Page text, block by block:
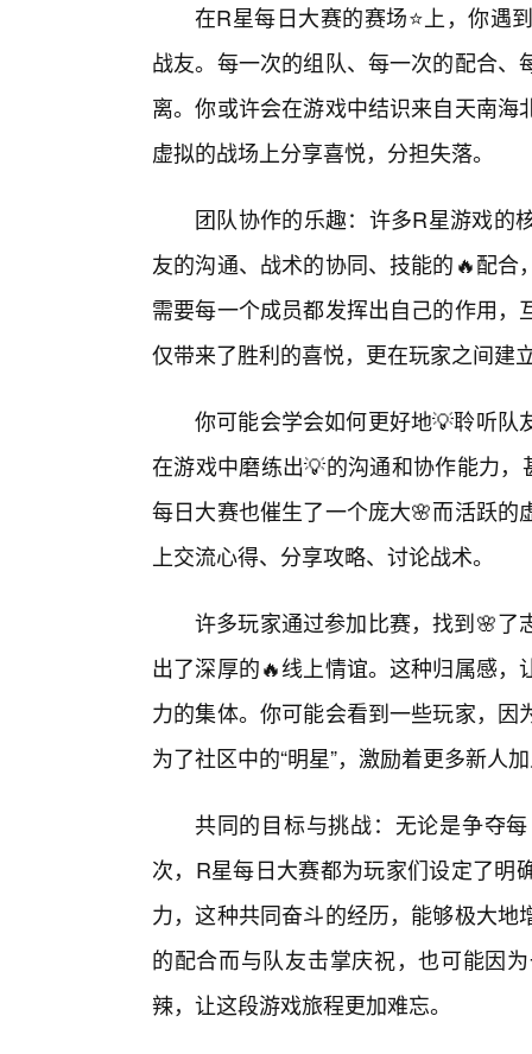
在R星每日大赛的赛场⭐上，你遇
战友。每一次的组队、每一次的配合
离。你或许会在游戏中结识来自天南
虚拟的战场上分享喜悦，分担失落。
团队协作的乐趣：许多R星游戏的
友的沟通、战术的协同、技能的🔥配
需要每一个成员都发挥出自己的作用
仅带来了胜利的喜悦，更在玩家之间建
你可能会学会如何更好地💡聆听队
在游戏中磨练出💡的沟通和协作能力
每日大赛也催生了一个庞大🌸而活跃
上交流心得、分享攻略、讨论战术。
许多玩家通过参加比赛，找到🌸了
出了深厚的🔥线上情谊。这种归属感
力的集体。你可能会看到一些玩家，
为了社区中的“明星”，激励着更多新人
共同的目标与挑战：无论是争夺
次，R星每日大赛都为玩家们设定了明
力，这种共同奋斗的经历，能够极大
的配合而与队友击掌庆祝，也可能因
辣，让这段游戏旅程更加难忘。